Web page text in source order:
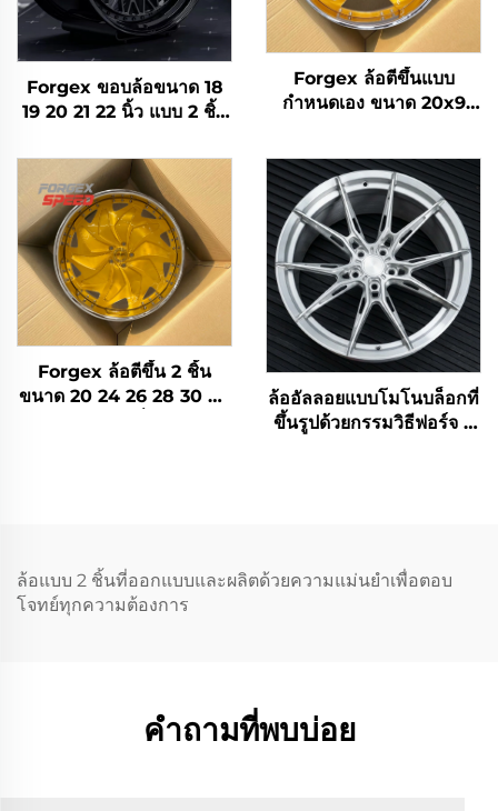
Forgex ขอบล้อขนาด 18
19 20 21 22 นิ้ว แบบ 2 ชิ้น
ฟอร์จจากโลหะผสม สำหรับ
BMW E30 W124 C63
AMG 911 RS5
Volkswagen Nissan
Forgex ล้อตีขึ้นแบบ
กำหนดเอง ขนาด 20x9
สีทองสำหรับรถยนต์
Forgex ล้อตีขึ้น 2 ชิ้น
ขนาด 20 24 26 28 30 นิ้ว
ล้ออัลลอยแบบโมโนบล็อกที่
ขึ้นรูปด้วยกรรมวิธีฟอร์จ 5
M4 และรุ่น RS ของ Audi
ล้อแบบ 2 ชิ้นที่ออกแบบและผลิตด้วยความแม่นยำเพื่อตอบ
โจทย์ทุกความต้องการ
คำถามที่พบบ่อย